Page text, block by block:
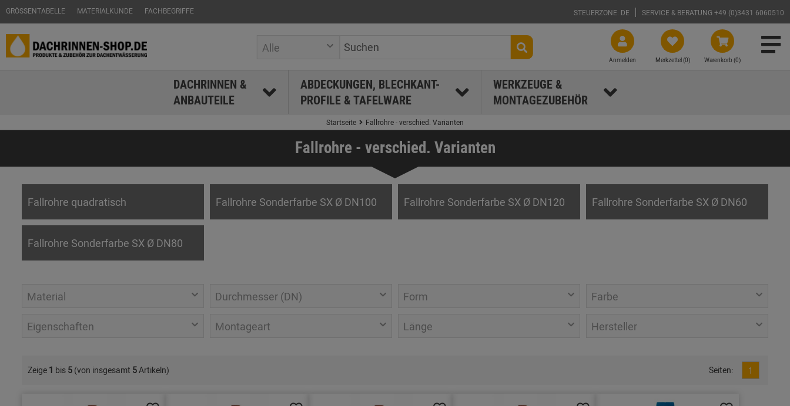
GRÖSSENTABELLE MATERIALKUNDE FACHBEGRIFFE STEUERZONE: DE SERVICE & BERATUNG +49 (0)3431 6060510
Warenkorb (0)
Merkzettel (0)
Anmelden
Alle
DACHRINNEN &
ANBAUTEILE
ABDECKUNGEN, BLECHKANT-
PROFILE & TAFELWARE
WERKZEUGE &
MONTAGEZUBEHÖR
Startseite Fallrohre - verschied. Varianten
Fallrohre - verschied. Varianten
Fallrohre quadratisch Fallrohre Sonderfarbe SX Ø DN100 Fallrohre Sonderfarbe SX Ø DN120 Fallrohre Sonderfarbe SX Ø DN60
Fallrohre Sonderfarbe SX Ø DN80
Material Durchmesser (DN) Form Farbe
Eigenschaften Montageart Länge Hersteller
Zeige 1 bis 5 (von insgesamt 5Artikeln) Seiten: 1